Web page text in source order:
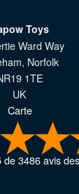
Toys
Ward Way
, Norfolk
1TE
UK
Carte
de3486avis